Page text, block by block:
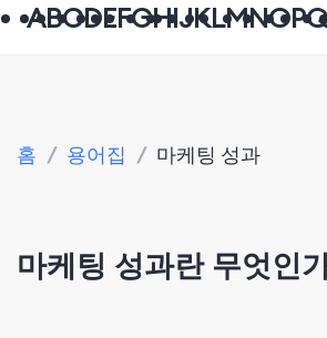
ABCDEFGHIJKLMNOPQ
홈 / 용어집 / 마케팅 성과
마케팅 성과란 무엇인